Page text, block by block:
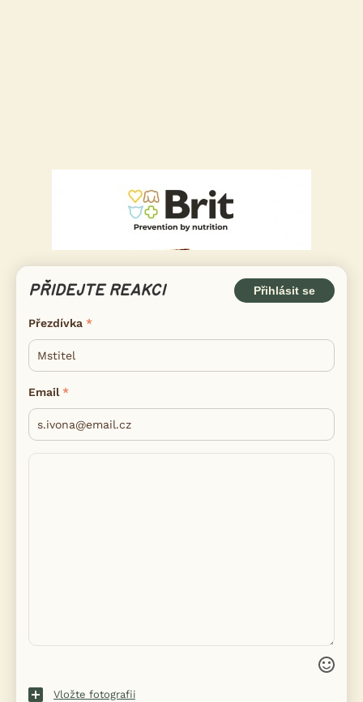
PŘIDEJTE REAKCI Přihlásit se
Přezdívka
Email
Vložte fotografii